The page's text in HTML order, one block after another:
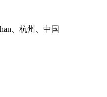
、杭州、中国